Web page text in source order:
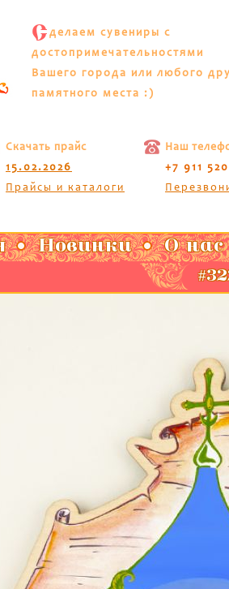
С делаем сувениры с
достопримечательностями
Вашего города или любого
памятного места :)
Скачать прайс
15.02.2026
Прайсы и каталоги
Наш
+7 911
Новинки О нас